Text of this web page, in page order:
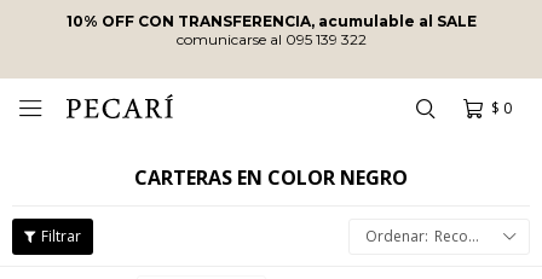
10% OFF CON TRANSFERENCIA, acumulable al SALE
comunicarse al 095 139 322
$ 0

CARTERAS EN COLOR NEGRO
Recomendados